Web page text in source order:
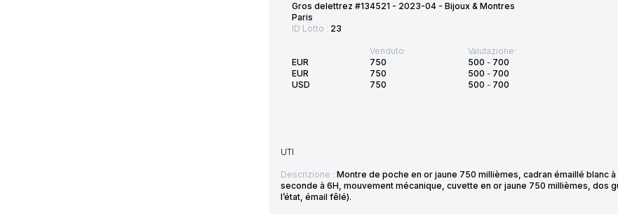
Gros delettrez #134521 - 2023-04 - Bijoux & Montres
Paris
ID Lotto : 23
EUR
EUR
USD
Venduto:
750
750
750
Valutazione:
500 - 700
500 - 700
500 - 700
UTI
Descrizione : Montre de poche en or jaune 750 millièmes, cadran émaillé blanc
seconde à 6H, mouvement mécanique, cuvette en or jaune 750 millièmes, dos
l’état, émail fêlé).